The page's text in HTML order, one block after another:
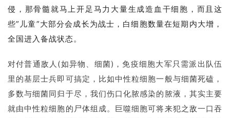
侵，那骨髓就马上开足马力大量生成造血干细胞，而且这
些”儿童”大部分会成长为战士，白细胞数量在短期内大增，
全国进入备战状态。
对付普通敌人(如异物、细菌)，免疫细胞大军只需派出队伍
里的基层士兵即可搞定，比如中性粒细胞一般与细菌死磕，
多数与细菌同归于尽，我们伤口化脓感染的脓液，其实主要
就由中性粒细胞的尸体组成。巨噬细胞可将来犯之敌一口吞